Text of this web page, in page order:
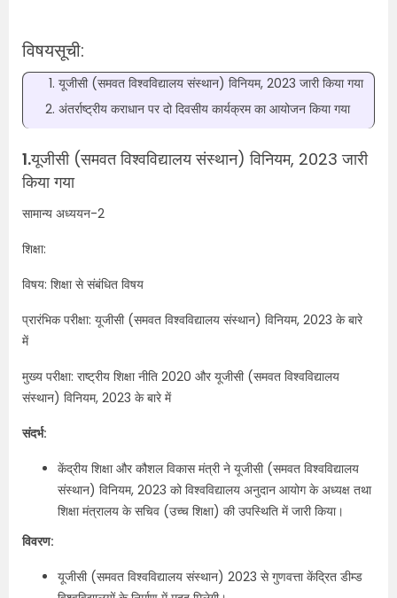
विषयसूची:
यूजीसी (समवत विश्वविद्यालय संस्थान) विनियम, 2023 जारी किया गया
अंतर्राष्ट्रीय कराधान पर दो दिवसीय कार्यक्रम का आयोजन किया गया
1.यूजीसी (समवत विश्वविद्यालय संस्थान) विनियम, 2023 जारी
किया गया
सामान्य अध्ययन-2
शिक्षा:
विषय: शिक्षा से संबंधित विषय
प्रारंभिक परीक्षा: यूजीसी (समवत विश्वविद्यालय संस्थान) विनियम, 2023 के बारे
में
मुख्य परीक्षा: राष्ट्रीय शिक्षा नीति 2020 और यूजीसी (समवत विश्वविद्यालय
संस्थान) विनियम, 2023 के बारे में
संदर्भ:
केंद्रीय शिक्षा और कौशल विकास मंत्री ने यूजीसी (समवत विश्वविद्यालय
संस्थान) विनियम, 2023 को विश्वविद्यालय अनुदान आयोग के अध्यक्ष तथा
शिक्षा मंत्रालय के सचिव (उच्च शिक्षा) की उपस्थिति में जारी किया।
विवरण:
यूजीसी (समवत विश्वविद्यालय संस्थान) 2023 से गुणवत्ता केंद्रित डीम्ड